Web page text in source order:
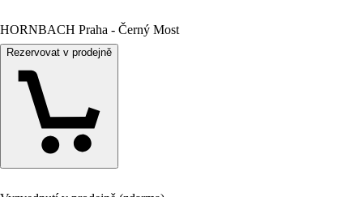
HORNBACH Praha - Černý Most
Rezervovat v prodejně